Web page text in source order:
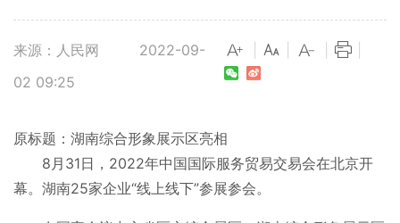
来源：人民网
2022-09-
02 09:25
原标题：湖南综合形象展示区亮相
8月31日，2022年中国国际服务贸易交易会在北京开
幕。湖南25家企业“线上线下”参展参会。